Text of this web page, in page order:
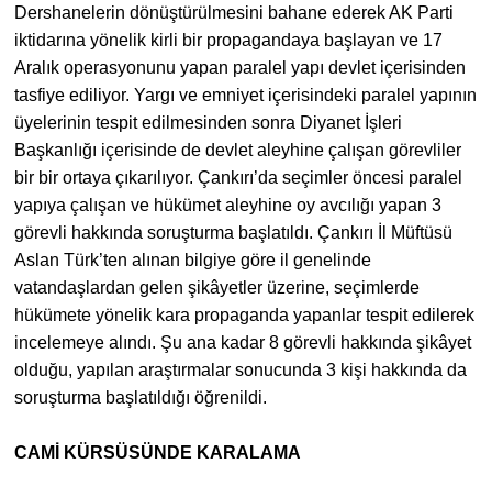
Dershanelerin dönüştürülmesini bahane ederek AK Parti
iktidarına yönelik kirli bir propagandaya başlayan ve 17
Aralık operasyonunu yapan paralel yapı devlet içerisinden
tasfiye ediliyor. Yargı ve emniyet içerisindeki paralel yapının
üyelerinin tespit edilmesinden sonra Diyanet İşleri
Başkanlığı içerisinde de devlet aleyhine çalışan görevliler
bir bir ortaya çıkarılıyor. Çankırı’da seçimler öncesi paralel
yapıya çalışan ve hükümet aleyhine oy avcılığı yapan 3
görevli hakkında soruşturma başlatıldı. Çankırı İl Müftüsü
Aslan Türk’ten alınan bilgiye göre il genelinde
vatandaşlardan gelen şikâyetler üzerine, seçimlerde
hükümete yönelik kara propaganda yapanlar tespit edilerek
incelemeye alındı. Şu ana kadar 8 görevli hakkında şikâyet
olduğu, yapılan araştırmalar sonucunda 3 kişi hakkında da
soruşturma başlatıldığı öğrenildi.
CAMİ KÜRSÜSÜNDE KARALAMA